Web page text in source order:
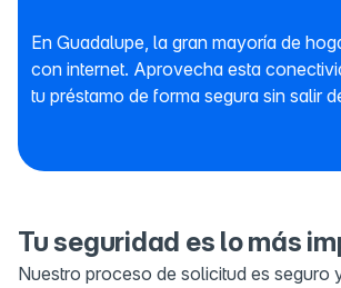
En Guadalupe, la gran mayoría de
con internet. Aprovecha esta
tu préstamo de forma segura sin salir
Tu seguridad es lo más
Nuestro proceso de solicitud es seguro